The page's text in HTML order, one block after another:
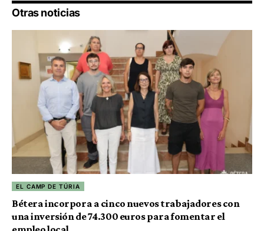
Otras noticias
EL CAMP DE TÚRIA
Bétera incorpora a cinco nuevos trabajadores con
una inversión de 74.300 euros para fomentar el